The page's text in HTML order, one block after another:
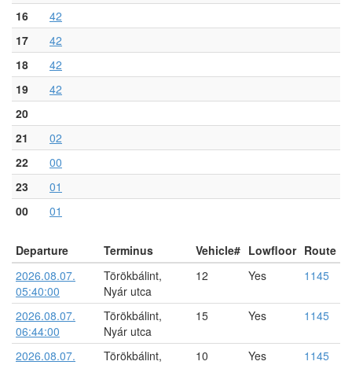
16
42
17
42
18
42
19
42
20
21
02
22
00
23
01
00
01
Departure Terminus Vehicle# Lowfloor Route
2026.08.07.
05:40:00
Törökbálint,
Nyár utca
12 Yes 1145
2026.08.07.
06:44:00
Törökbálint,
Nyár utca
15 Yes 1145
2026.08.07.
Törökbálint,
10 Yes 1145